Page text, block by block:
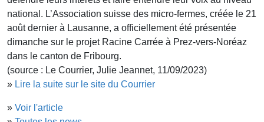
national. L’Association suisse des micro-fermes, créée le 21
août dernier à Lausanne, a officiellement été présentée
dimanche sur le projet Racine Carrée à Prez-vers-Noréaz
dans le canton de Fribourg.
(source : Le Courrier, Julie Jeannet, 11/09/2023)
» Lire la suite sur le site du Courrier
» Voir l'article